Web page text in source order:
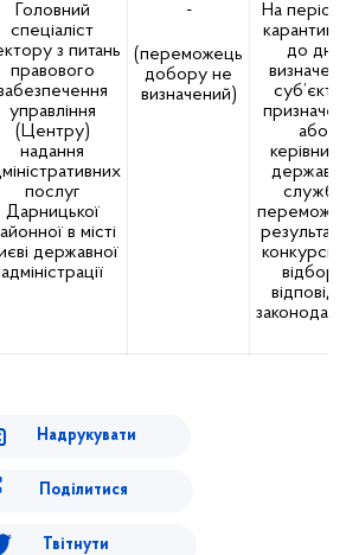
Головний
спеціаліст
з питань
правового
управління
(Центру)
надання
послуг
Дарницької
в місті
державної
адміністрації
-
(переможець
добору не
визначений)
На період
карантину
до дня
або
служби
відбору
Надрукувати
Поділитися
Твітнути